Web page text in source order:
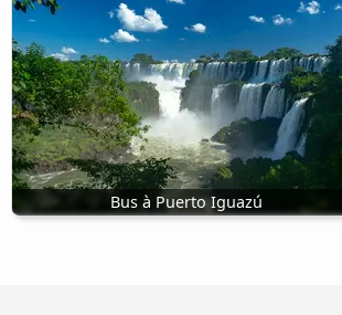
Bus à Puerto Iguazú